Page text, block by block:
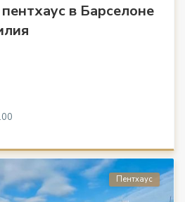
в Барселоне
Пентхаус